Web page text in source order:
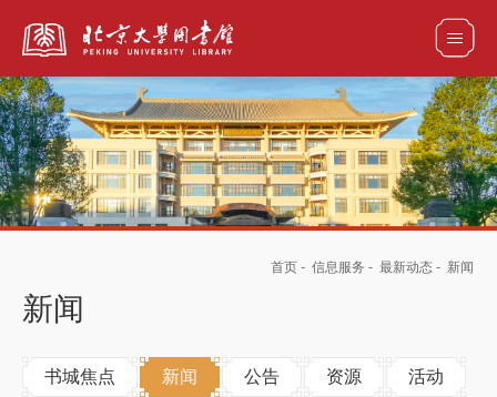
全部资源
首页 - 信息服务 - 最新动态 - 新闻
新闻
书城焦点 新闻 公告 资源 活动